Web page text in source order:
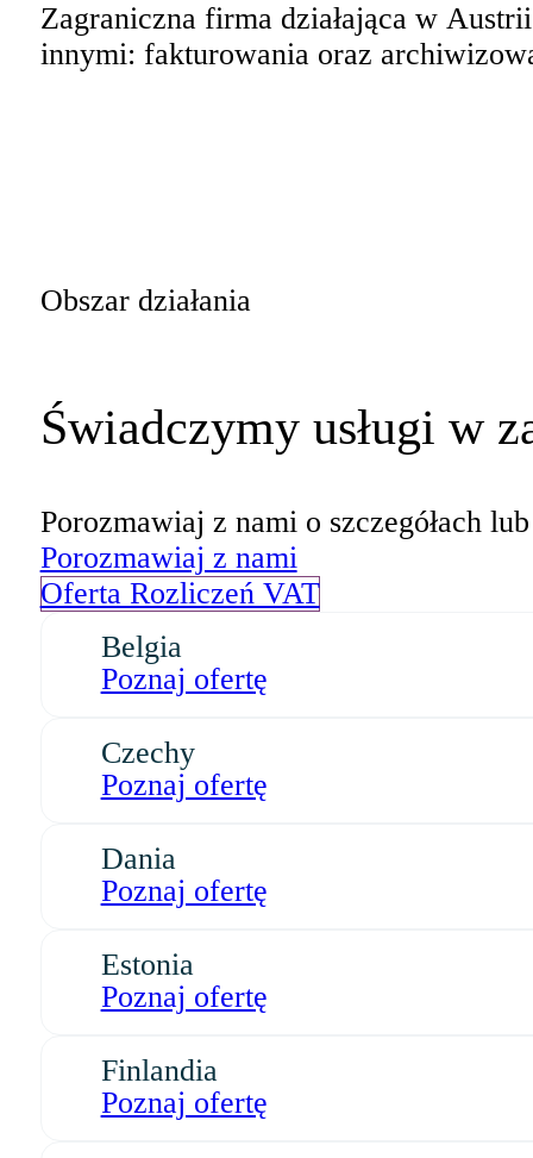
Zagraniczna firma działająca w
innymi: fakturowania oraz
Obszar działania
Świadczymy usługi w
Porozmawiaj z nami o szczegółach
Porozmawiaj z nami
Oferta Rozliczeń VAT
Belgia
Poznaj ofertę
Czechy
Poznaj ofertę
Dania
Poznaj ofertę
Estonia
Poznaj ofertę
Finlandia
Poznaj ofertę